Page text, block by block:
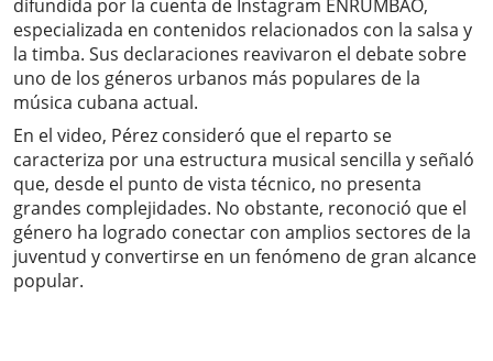
difundida por la cuenta de Instagram ENRUMBAO,
especializada en contenidos relacionados con la salsa y
la timba. Sus declaraciones reavivaron el debate sobre
uno de los géneros urbanos más populares de la
música cubana actual.
En el video, Pérez consideró que el reparto se
caracteriza por una estructura musical sencilla y señaló
que, desde el punto de vista técnico, no presenta
grandes complejidades. No obstante, reconoció que el
género ha logrado conectar con amplios sectores de la
juventud y convertirse en un fenómeno de gran alcance
popular.